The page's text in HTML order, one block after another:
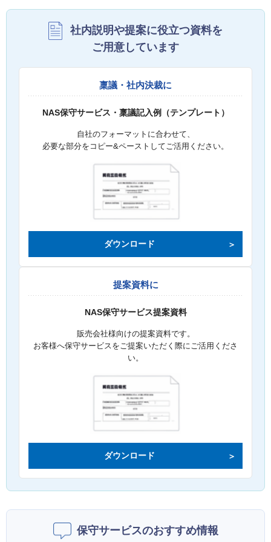
社内説明や提案に役立つ資料を
ご用意しています
稟議・社内決裁に
NAS保守サービス・稟議記入例（テンプレート）
自社のフォーマットに合わせて、
必要な部分をコピー&ペーストしてご活用ください。
ダウンロード
提案資料に
NAS保守サービス提案資料
販売会社様向けの提案資料です。
お客様へ保守サービスをご提案いただく際にご活用くださ
い。
ダウンロード
保守サービスのおすすめ情報